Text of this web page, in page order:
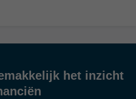
het inzicht